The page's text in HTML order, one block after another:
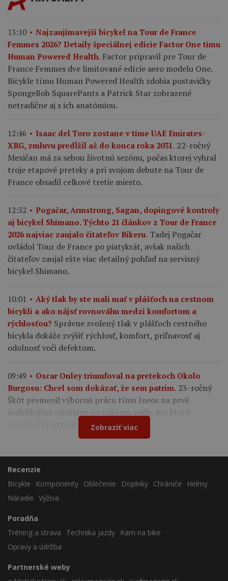
13:10
Najzaujímavejší bicykel na Tour de France
Femmes 2026? Detaily špeciálnej edície Factor One tímu
Human Powered Health. Factor pripravil pre Tour de
France Femmes dve limitované edície aero modelu One.
Bicykle tímu Human Powered Health zdobia postavičky
SpongeBob SquarePants a Patrick Star zobrazené
netradične aj s ich anatómiou.
12:46
Isaac del Toro zostane v tíme UAE Emirates-
XRG, zmluvu predĺžil až do konca roka 2031. 22-ročný
Mexičan má za sebou životnú sezónu, počas ktorej vyhral
troje etapové preteky a pri svojom debute na Tour de
France obsadil celkové tretie miesto.
12:32
Pogačar, Armstrong, Sagan, dopingové kontroly
aj bicykel Shimano. Týchto 21 článkov z Tour de France
2026 najviac zaujalo čitateľov Bikeru. Tadej Pogačar
ovládol Tour de France po piatykrát, avšak našich
čitateľov zaujal ešte viac detailný pohľad na servisný
bicykel Shimano.
10:01
Aký tlak by ste mali mať v plášťoch na cestnom
bicykli a ako nájsť rovnováhu medzi komfortom a
rýchlosťou? Správne zvolený tlak v plášťoch cestného
bicykla dokáže zvýšiť rýchlosť, komfort, priľnavosť aj
odolnosť voči defektom.
09:49
Oscar Onley triumfoval na pretekoch Okolo
Burgosu: Chcel som dokázať, že sem patrím. 23-ročný
Škót premenil výbornú prácu tímu Ineos na prvé
individuálne víťazstvo po vážnom páde, pre ktorý
nemohol štartovať na Tour de France.
Zobraziť viac
Recenzie
Bicykle
Komponenty Oblečenie Doplnky Chrániče
Helmy
Náradie Výživa
Poradňa
Tréning a strava
Technika jazdy
Kam na bike
Opravy a údržba
Partnerské weby